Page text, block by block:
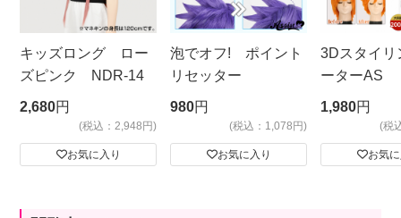
キッズロング ロー
ズピンク NDR-14
2,680円
(税込：2,948円)
お気に入り
泡でオフ! ポイント
リセッター
980円
(税込：1,078円)
お気に入り
3Dスタイリ
ーターAS
ビッグサイ
1,980円
(税
お気